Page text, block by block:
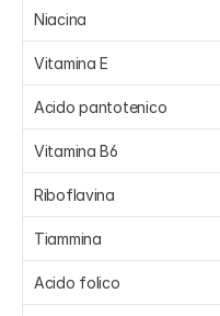
Niacina
Vitamina E
Acido pantotenico
Vitamina B6
Riboflavina
Tiammina
Acido folico